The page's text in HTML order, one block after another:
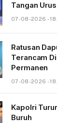
Tangan
07-08-2026 -
Ratusan
Terancam
Permanen
07-08-2026 -
Kapolri
Buruh